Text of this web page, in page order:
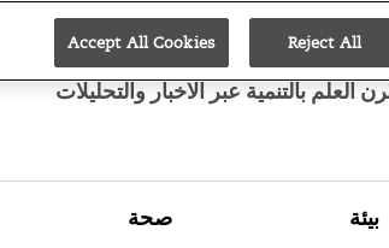
العلم بالتنمية عبر الأخبار والتحليلات
بيئة صحة
Reject All
Accept All Cookies